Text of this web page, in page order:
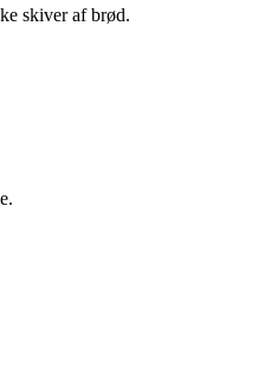
skiver af brød.